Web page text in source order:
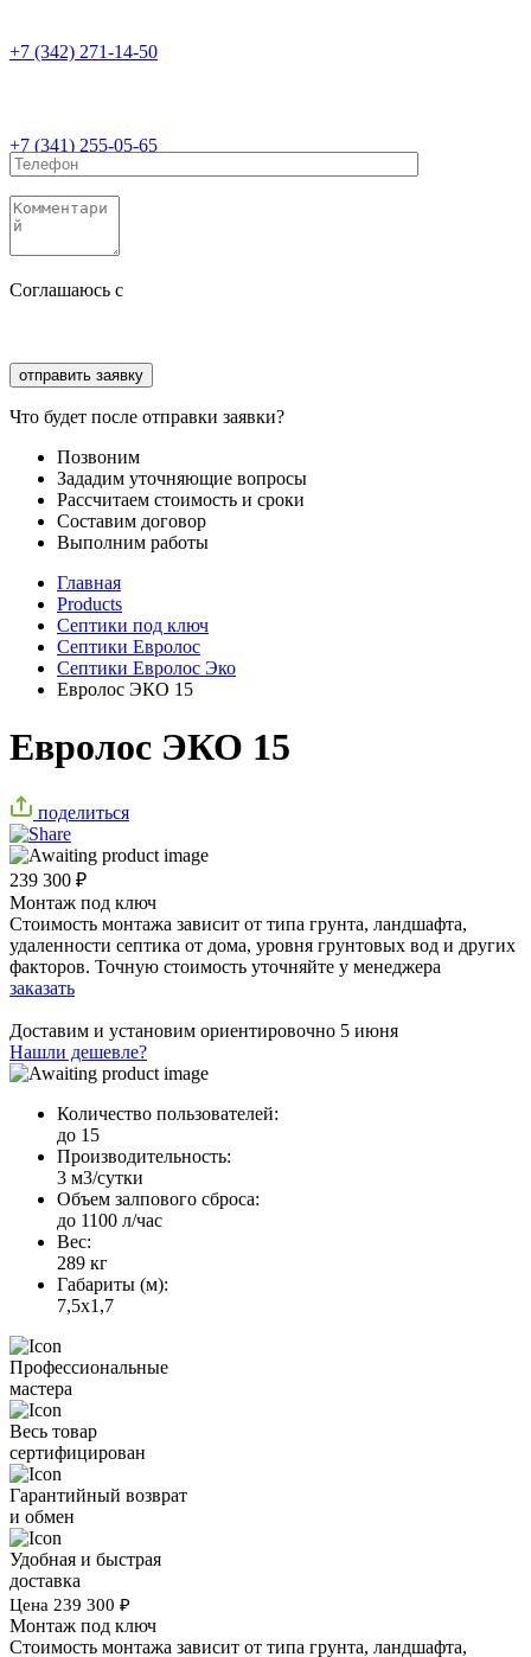
+7 (342) 271-14-50
+7 (341) 255-05-65
Соглашаюсь с
Что будет после отправки заявки?
Позвоним
Зададим уточняющие вопросы
Рассчитаем стоимость и сроки
Составим договор
Выполним работы
Главная
Products
Септики под ключ
Септики Евролос
Септики Евролос Эко
Евролос ЭКО 15
Евролос ЭКО 15
поделиться
239 300 ₽
Монтаж под ключ
Стоимость монтажа зависит от типа грунта, ландшафта,
удаленности септика от дома, уровня грунтовых вод и других
факторов. Точную стоимость уточняйте у менеджера
заказать
Доставим и установим ориентировочно 5 июня
Нашли дешевле?
Количество пользователей:
до 15
Производительность:
3 м3/сутки
Объем залпового сброса:
до 1100 л/час
Вес:
289 кг
Габариты (м):
7,5х1,7
Профессиональные
мастера
Весь товар
сертифицирован
Гарантийный возврат
и обмен
Удобная и быстрая
доставка
Цена 239 300 ₽
Монтаж под ключ
Стоимость монтажа зависит от типа грунта, ландшафта,